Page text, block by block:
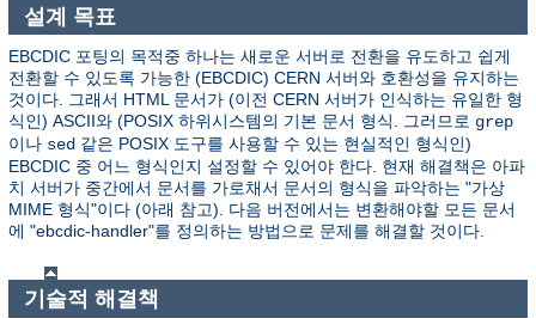
설계 목표
EBCDIC 포팅의 목적중 하나는 새로운 서버로 전환을 유도하고 쉽게
전환할 수 있도록 가능한 (EBCDIC) CERN 서버와 호환성을 유지하는
것이다. 그래서 HTML 문서가 (이전 CERN 서버가 인식하는 유일한 형
식인) ASCII와 (POSIX 하위시스템의 기본 문서 형식. 그러므로 grep
이나 sed 같은 POSIX 도구를 사용할 수 있는 현실적인 형식인)
EBCDIC 중 어느 형식인지 설정할 수 있어야 한다. 현재 해결책은 아파
치 서버가 중간에서 문서를 가로채서 문서의 형식을 파악하는 "가상
MIME 형식"이다 (아래 참고). 다음 버전에서는 변환해야할 모든 문서
에 "ebcdic-handler"를 정의하는 방법으로 문제를 해결할 것이다.
기술적 해결책